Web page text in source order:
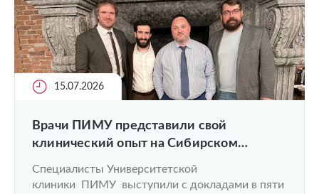
15.07.2026
Врачи ПИМУ представили свой
клинический опыт на Сибирском
Специалисты Университетской
клиники ПИМУ выступили с докладами в пяти